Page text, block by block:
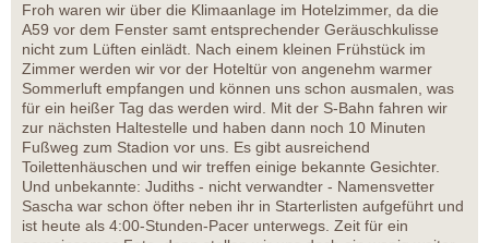
Froh waren wir über die Klimaanlage im Hotelzimmer, da die
A59 vor dem Fenster samt entsprechender Geräuschkulisse
nicht zum Lüften einlädt. Nach einem kleinen Frühstück im
Zimmer werden wir vor der Hoteltür von angenehm warmer
Sommerluft empfangen und können uns schon ausmalen, was
für ein heißer Tag das werden wird. Mit der S-Bahn fahren wir
zur nächsten Haltestelle und haben dann noch 10 Minuten
Fußweg zum Stadion vor uns. Es gibt ausreichend
Toilettenhäuschen und wir treffen einige bekannte Gesichter.
Und unbekannte: Judiths - nicht verwandter - Namensvetter
Sascha war schon öfter neben ihr in Starterlisten aufgeführt und
ist heute als 4:00-Stunden-Pacer unterwegs. Zeit für ein